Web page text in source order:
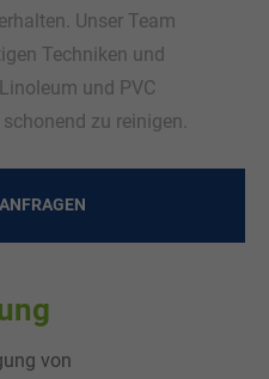
Unser Team
Techniken und
und PVC
zu reinigen.
von